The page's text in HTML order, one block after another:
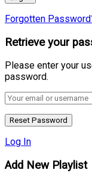
Forgotten
Retrieve your
Please enter your
password.
Log In
Add New Playlist